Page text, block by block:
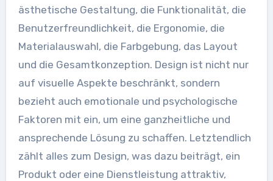
ästhetische Gestaltung, die Funktionalität, die
Benutzerfreundlichkeit, die Ergonomie, die
Materialauswahl, die Farbgebung, das Layout
und die Gesamtkonzeption. Design ist nicht nur
auf visuelle Aspekte beschränkt, sondern
bezieht auch emotionale und psychologische
Faktoren mit ein, um eine ganzheitliche und
ansprechende Lösung zu schaffen. Letztendlich
zählt alles zum Design, was dazu beiträgt, ein
Produkt oder eine Dienstleistung attraktiv,